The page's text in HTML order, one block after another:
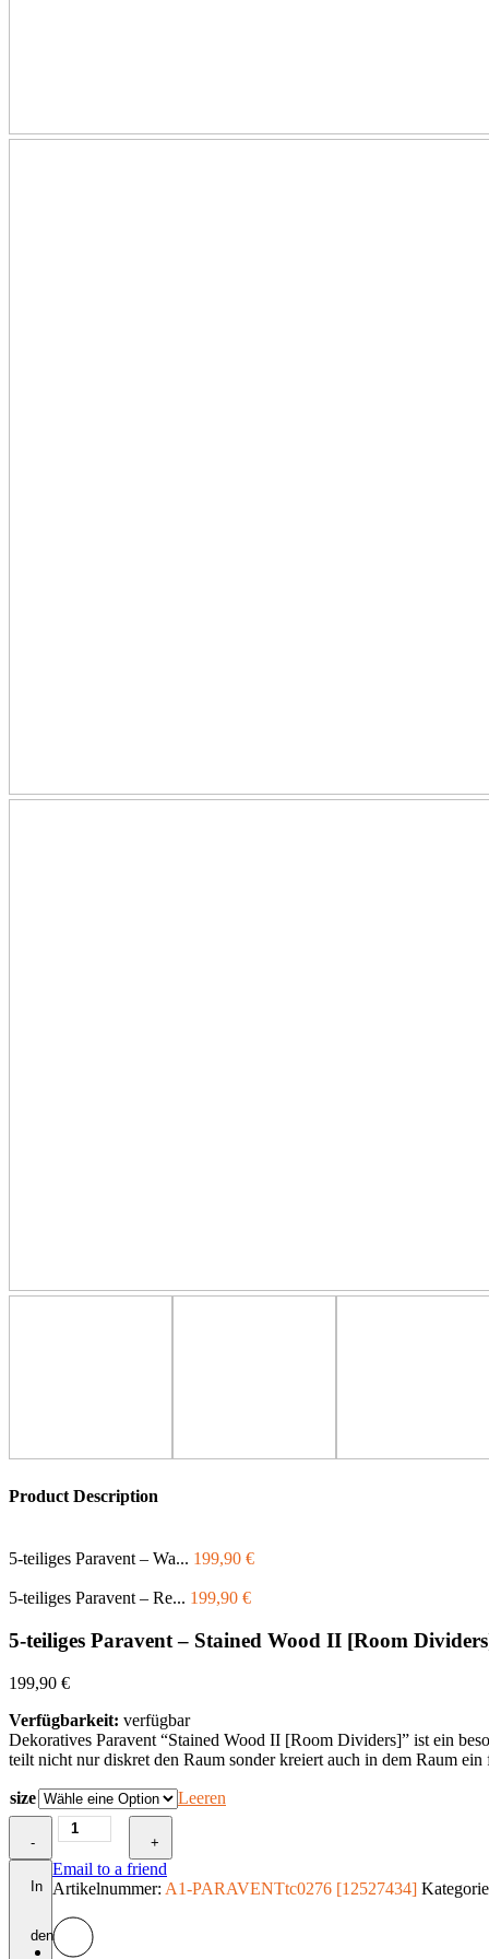
Product Description
5-teiliges Paravent – Wa... 199,90 €
5-teiliges Paravent – Re... 199,90 €
5-teiliges Paravent – Stained Wood II [Room
199,90 €
Verfügbarkeit: verfügbar
Dekoratives Paravent “Stained Wood II [Room Dividers]” ist ein
teilt nicht nur diskret den Raum sonder kreiert auch in dem Raum ein
size Leeren
-
teiliges
Paravent
-
Wood
+
In
den
Email to a friend
Artikelnummer: A1-PARAVENTtc0276 [12527434]